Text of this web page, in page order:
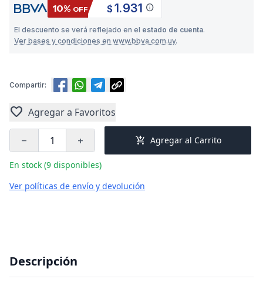
10% OFF $ 1.931 info
El descuento se verá reflejado en el estado de cuenta.
Ver bases y condiciones en www.bbva.com.uy.
Compartir:
favorite Agregar a Favoritos
remove add add_shopping_cart Agregar al Carrito
En stock (9 disponibles)
Ver políticas de envío y devolución
Descripción